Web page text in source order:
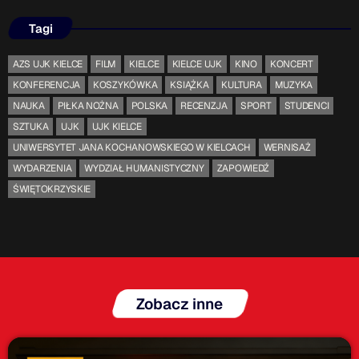
Tagi
AZS UJK KIELCE FILM KIELCE KIELCE UJK KINO
KONCERT
KONFERENCJA
KOSZYKÓWKA KSIĄŻKA KULTURA
MUZYKA
NAUKA
PIŁKA NOŻNA POLSKA RECENZJA SPORT
STUDENCI
SZTUKA
UJK
UJK KIELCE
UNIWERSYTET JANA KOCHANOWSKIEGO W KIELCACH
WERNISAŻ
WYDARZENIA
WYDZIAŁ HUMANISTYCZNY
ZAPOWIEDŹ
ŚWIĘTOKRZYSKIE
Zobacz inne